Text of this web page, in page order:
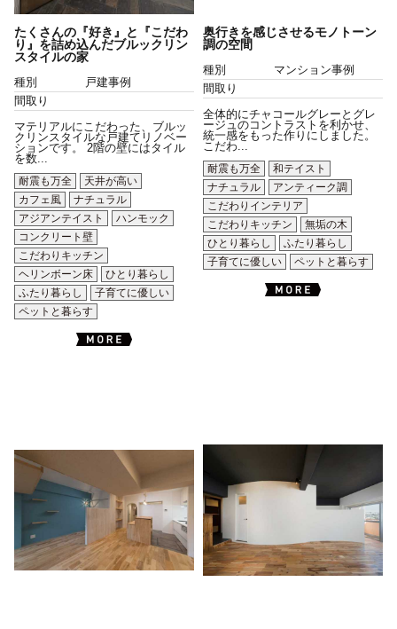
たくさんの『好き』と『こだわ
り』を詰め込んだブルックリン
スタイルの家
種別
戸建事例
間取り
マテリアルにこだわった、ブルッ
クリンスタイルな戸建てリノベー
ションです。 2階の壁にはタイル
を数...
耐震も万全
天井が高い
カフェ風
ナチュラル
アジアンテイスト
ハンモック
コンクリート壁
こだわりキッチン
ヘリンボーン床
ひとり暮らし
ふたり暮らし
子育てに優しい
ペットと暮らす
奥行きを感じさせるモノトーン
調の空間
種別
マンション事例
間取り
全体的にチャコールグレーとグレ
ージュのコントラストを利かせ、
統一感をもった作りにしました。
こだわ...
耐震も万全
和テイスト
ナチュラル
アンティーク調
こだわりインテリア
こだわりキッチン
無垢の木
ひとり暮らし
ふたり暮らし
子育てに優しい
ペットと暮らす